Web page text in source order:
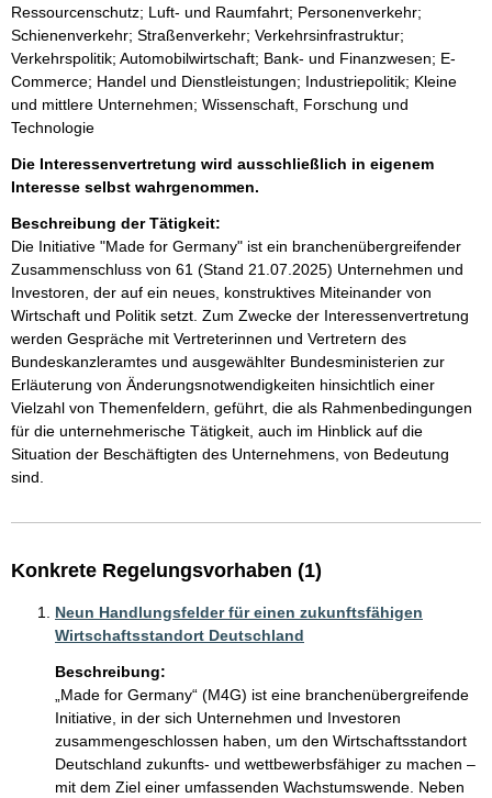
Ressourcenschutz; Luft- und Raumfahrt; Personenverkehr;
Schienenverkehr; Straßenverkehr; Verkehrsinfrastruktur;
Verkehrspolitik; Automobilwirtschaft; Bank- und Finanzwesen; E-
Commerce; Handel und Dienstleistungen; Industriepolitik; Kleine
und mittlere Unternehmen; Wissenschaft, Forschung und
Technologie
Die Interessenvertretung wird ausschließlich in eigenem
Interesse selbst wahrgenommen.
Beschreibung der Tätigkeit:
Die Initiative "Made for Germany" ist ein branchenübergreifender
Zusammenschluss von 61 (Stand 21.07.2025) Unternehmen und
Investoren, der auf ein neues, konstruktives Miteinander von
Wirtschaft und Politik setzt. Zum Zwecke der Interessenvertretung
werden Gespräche mit Vertreterinnen und Vertretern des
Bundeskanzleramtes und ausgewählter Bundesministerien zur
Erläuterung von Änderungsnotwendigkeiten hinsichtlich einer
Vielzahl von Themenfeldern, geführt, die als Rahmenbedingungen
für die unternehmerische Tätigkeit, auch im Hinblick auf die
Situation der Beschäftigten des Unternehmens, von Bedeutung
sind.
Konkrete Regelungsvorhaben (1)
Neun Handlungsfelder für einen zukunftsfähigen
Wirtschaftsstandort Deutschland
Beschreibung:
„Made for Germany“ (M4G) ist eine branchenübergreifende
Initiative, in der sich Unternehmen und Investoren
zusammengeschlossen haben, um den Wirtschaftsstandort
Deutschland zukunfts- und wettbewerbsfähiger zu machen –
mit dem Ziel einer umfassenden Wachstumswende. Neben